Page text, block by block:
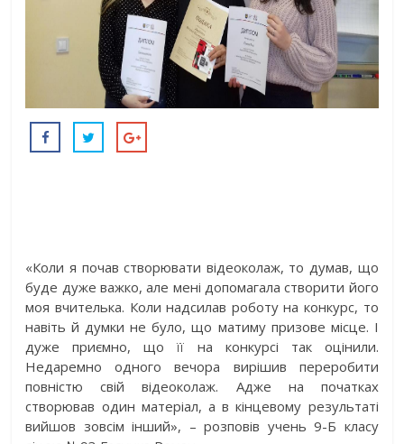
«Коли я почав створювати відеоколаж, то думав, що
буде дуже важко, але мені допомагала створити його
моя вчителька. Коли надсилав роботу на конкурс, то
навіть й думки не було, що матиму призове місце. І
дуже приємно, що її на конкурсі так оцінили.
Недаремно одного вечора вирішив переробити
повністю свій відеоколаж. Адже на початках
створював один матеріал, а в кінцевому результаті
вийшов зовсім інший», – розповів учень 9-Б класу